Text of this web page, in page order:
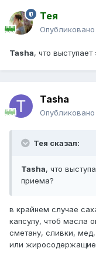
Тея
Опубликовано
Tasha, что
Tasha
Опубликовано
Тея сказал:
Tasha, что
приема?
в крайнем случае
капсулу, чтоб масла
сметану, сливки,
или жиросодержащие